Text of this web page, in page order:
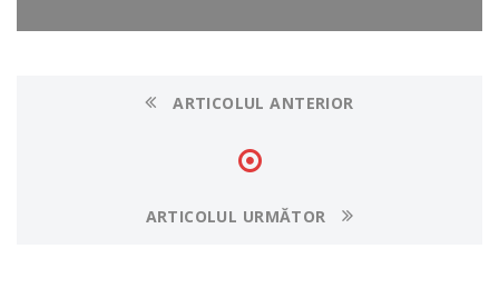
ARTICOLUL ANTERIOR
ARTICOLUL URMĂTOR